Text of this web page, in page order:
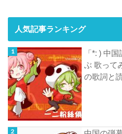
人気記事ランキング
「*: ) 中
ぶ 歌って
の歌詞と